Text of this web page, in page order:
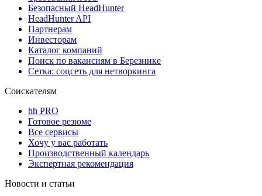
Безопасный HeadHunter
HeadHunter API
Партнерам
Инвесторам
Каталог компаний
Поиск по вакансиям в Березнике
Сетка: соцсеть для нетворкинга
Соискателям
hh PRO
Готовое резюме
Все сервисы
Хочу у вас работать
Производственный календарь
Экспертная рекомендация
Новости и статьи